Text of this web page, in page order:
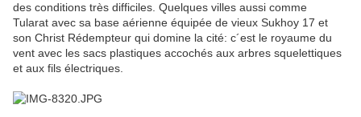
des conditions très difficiles. Quelques villes aussi comme
Tularat avec sa base aérienne équipée de vieux Sukhoy 17 et
son Christ Rédempteur qui domine la cité: c´est le royaume du
vent avec les sacs plastiques accochés aux arbres squelettiques
et aux fils électriques.